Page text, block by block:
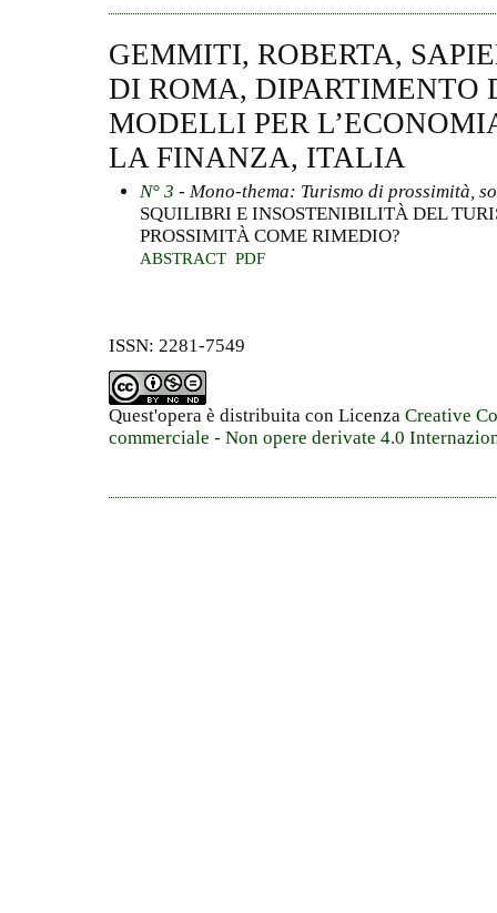
GEMMITI, ROBERTA,
DI ROMA, DIPARTIMENTO
MODELLI PER
LA FINANZA, ITALIA
N° 3 - Mono-thema: Turismo di prossimità,
SQUILIBRI E INSOSTENIBILITÀ DEL
PROSSIMITÀ COME RIMEDIO?
ABSTRACT PDF
ISSN: 2281-7549
Quest'opera è distribuita con Licenza Creative
commerciale - Non opere derivate 4.0